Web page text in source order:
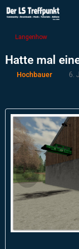
Langenhow
Hatte mal
Hochbauer 6.